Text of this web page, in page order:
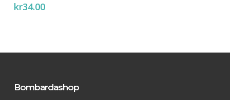
kr34.00
Bombardashop